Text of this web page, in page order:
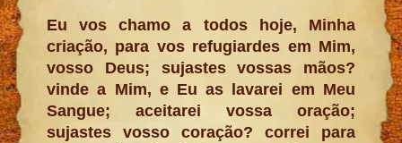
Eu vos chamo a todos hoje, Minha
criação, para vos refugiardes em Mim,
vosso Deus; sujastes vossas mãos?
vinde a Mim, e Eu as lavarei em Meu
Sangue; aceitarei vossa oração;
sujastes vosso coração? correi para